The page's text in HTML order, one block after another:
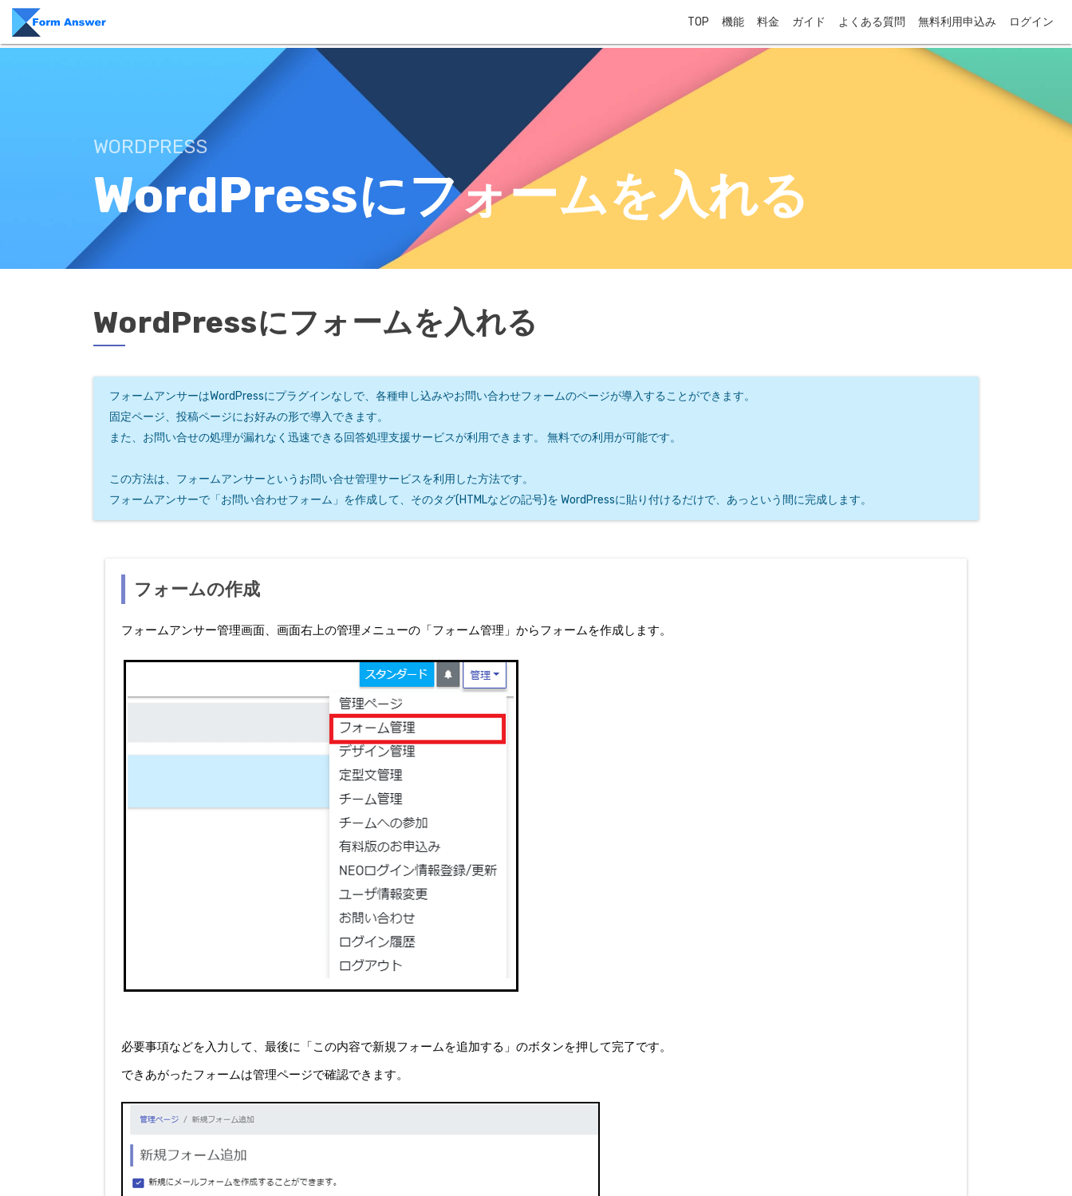
TOP 機能 料金 ガイド よくある質問 無料利用申込み ログイン
WORDPRESS
WordPressにフォームを入れる
WordPressにフォームを入れる
フォームアンサーはWordPressにプラグインなしで、各種申し込みやお問い合わせフォームのページが導入することができます。
固定ページ、投稿ページにお好みの形で導入できます。
また、お問い合せの処理が漏れなく迅速できる回答処理支援サービスが利用できます。 無料での利用が可能です。
この方法は、フォームアンサーというお問い合せ管理サービスを利用した方法です。
フォームアンサーで「お問い合わせフォーム」を作成して、そのタグ(HTMLなどの記号)を WordPressに貼り付けるだけで、あっという間に完成します。
フォームの作成
フォームアンサー管理画面、画面右上の管理メニューの「フォーム管理」からフォームを作成します。
必要事項などを入力して、最後に「この内容で新規フォームを追加する」のボタンを押して完了です。
できあがったフォームは管理ページで確認できます。